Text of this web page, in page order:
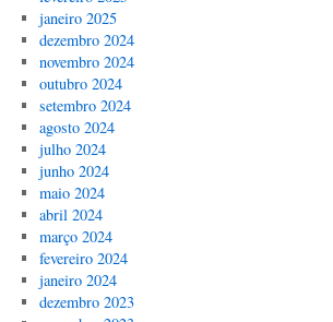
janeiro 2025
dezembro 2024
novembro 2024
outubro 2024
setembro 2024
agosto 2024
julho 2024
junho 2024
maio 2024
abril 2024
março 2024
fevereiro 2024
janeiro 2024
dezembro 2023